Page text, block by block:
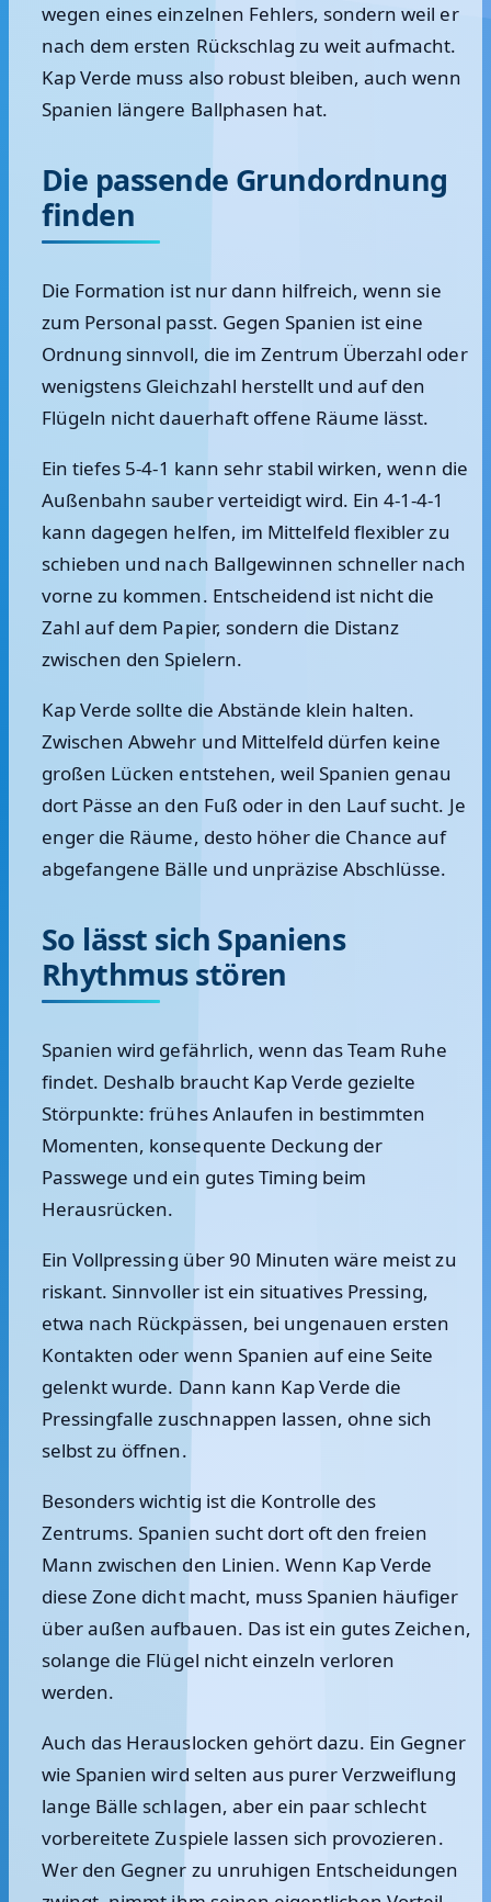
wegen eines einzelnen Fehlers, sondern weil er
nach dem ersten Rückschlag zu weit aufmacht.
Kap Verde muss also robust bleiben, auch wenn
Spanien längere Ballphasen hat.
Die passende Grundordnung
finden
Die Formation ist nur dann hilfreich, wenn sie
zum Personal passt. Gegen Spanien ist eine
Ordnung sinnvoll, die im Zentrum Überzahl oder
wenigstens Gleichzahl herstellt und auf den
Flügeln nicht dauerhaft offene Räume lässt.
Ein tiefes 5-4-1 kann sehr stabil wirken, wenn die
Außenbahn sauber verteidigt wird. Ein 4-1-4-1
kann dagegen helfen, im Mittelfeld flexibler zu
schieben und nach Ballgewinnen schneller nach
vorne zu kommen. Entscheidend ist nicht die
Zahl auf dem Papier, sondern die Distanz
zwischen den Spielern.
Kap Verde sollte die Abstände klein halten.
Zwischen Abwehr und Mittelfeld dürfen keine
großen Lücken entstehen, weil Spanien genau
dort Pässe an den Fuß oder in den Lauf sucht. Je
enger die Räume, desto höher die Chance auf
abgefangene Bälle und unpräzise Abschlüsse.
So lässt sich Spaniens
Rhythmus stören
Spanien wird gefährlich, wenn das Team Ruhe
findet. Deshalb braucht Kap Verde gezielte
Störpunkte: frühes Anlaufen in bestimmten
Momenten, konsequente Deckung der
Passwege und ein gutes Timing beim
Herausrücken.
Ein Vollpressing über 90 Minuten wäre meist zu
riskant. Sinnvoller ist ein situatives Pressing,
etwa nach Rückpässen, bei ungenauen ersten
Kontakten oder wenn Spanien auf eine Seite
gelenkt wurde. Dann kann Kap Verde die
Pressingfalle zuschnappen lassen, ohne sich
selbst zu öffnen.
Besonders wichtig ist die Kontrolle des
Zentrums. Spanien sucht dort oft den freien
Mann zwischen den Linien. Wenn Kap Verde
diese Zone dicht macht, muss Spanien häufiger
über außen aufbauen. Das ist ein gutes Zeichen,
solange die Flügel nicht einzeln verloren
werden.
Auch das Herauslocken gehört dazu. Ein Gegner
wie Spanien wird selten aus purer Verzweiflung
lange Bälle schlagen, aber ein paar schlecht
vorbereitete Zuspiele lassen sich provozieren.
Wer den Gegner zu unruhigen Entscheidungen